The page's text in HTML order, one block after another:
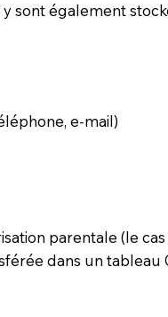
sont également
e-mail)
parentale (le
dans un